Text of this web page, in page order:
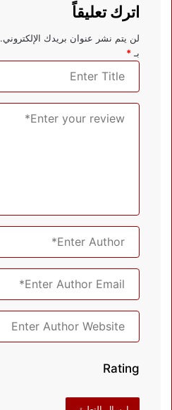
اترك تعليقاً
لن يتم نشر عنوان بريدك الإلكتروني.
بـ *
Rating